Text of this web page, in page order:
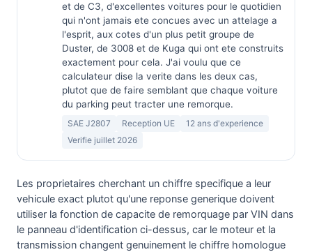
et de C3, d'excellentes voitures pour le quotidien
qui n'ont jamais ete concues avec un attelage a
l'esprit, aux cotes d'un plus petit groupe de
Duster, de 3008 et de Kuga qui ont ete construits
exactement pour cela. J'ai voulu que ce
calculateur dise la verite dans les deux cas,
plutot que de faire semblant que chaque voiture
du parking peut tracter une remorque.
SAE J2807 Reception UE
12 ans d'experience
Verifie juillet 2026
Les proprietaires cherchant un chiffre specifique a leur
vehicule exact plutot qu'une reponse generique doivent
utiliser la fonction de capacite de remorquage par VIN dans
le panneau d'identification ci-dessus, car le moteur et la
transmission changent genuinement le chiffre homologue